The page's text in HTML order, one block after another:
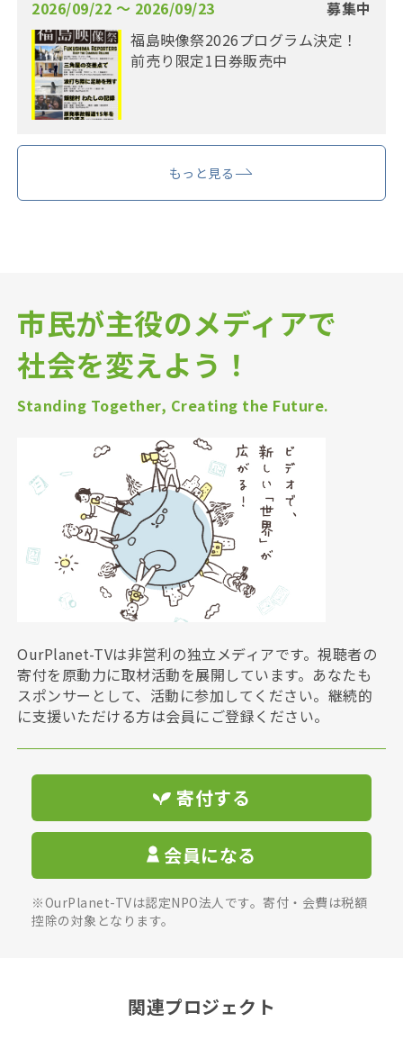
2026/09/22 〜 2026/09/23
募集中
福島映像祭2026プログラム決定！
前売り限定1日券販売中
もっと見る
市民が主役のメディアで
社会を変えよう！
Standing Together, Creating the Future.
OurPlanet-TVは非営利の独立メディアです。視聴者の
寄付を原動力に取材活動を展開しています。あなたも
スポンサーとして、活動に参加してください。継続的
に支援いただける方は会員にご登録ください。
寄付する
会員になる
※OurPlanet-TVは認定NPO法人です。寄付・会費は税額
控除の対象となります。
関連プロジェクト